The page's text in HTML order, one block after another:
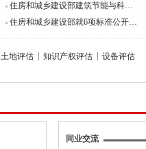
住房和城乡建设部建筑节能与科…
住房和城乡建设部就6项标准公开…
土地评估 知识产权评估 设备评估
同业交流